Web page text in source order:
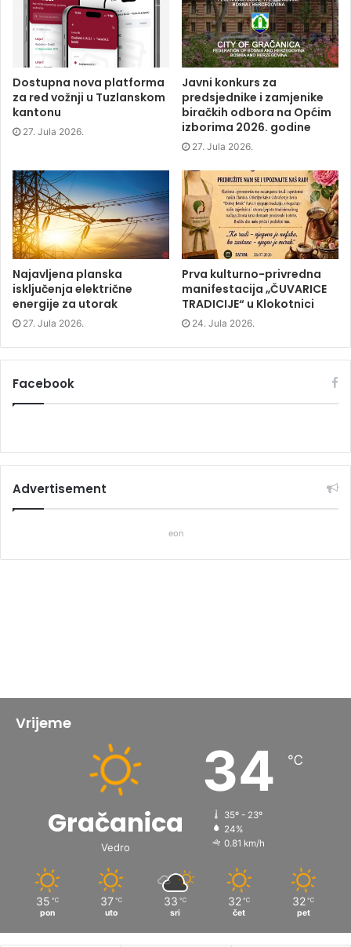
c
e
b
o
o
k
(
O
p
e
n
s
i
n
n
i
n
d
o
w
)
i
t
e
r
(
O
e
n
s
i
n
e
n
d
o
w
)
n
k
e
d
n
O
p
e
n
i
d
o
w
)
n
w
i
n
d
Dostupna nova platforma
za red vožnji u Tuzlanskom
kantonu
27. Jula 2026.
Javni konkurs za
predsjednike i zamjenike
biračkih odbora na Općim
izborima 2026. godine
27. Jula 2026.
Najavljena planska
isključenja električne
energije za utorak
27. Jula 2026.
Prva kulturno-privredna
manifestacija „ČUVARICE
TRADICIJE“ u Klokotnici
24. Jula 2026.
Facebook
Advertisement
eon
Vrijeme
Gračanica
Vedro
34 ℃
35º - 23º
24%
0.81 km/h
35 ℃
pon
37 ℃
uto
33 ℃
sri
32 ℃
čet
32 ℃
pet